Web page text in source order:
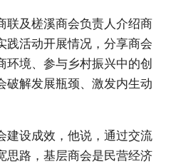
联及槎溪商会负责人介绍商
践活动开展情况，分享商会
环境、参与乡村振兴中的创
破解发展瓶颈、激发内生动
建设成效，他说，通过交流
思路，基层商会是民营经济